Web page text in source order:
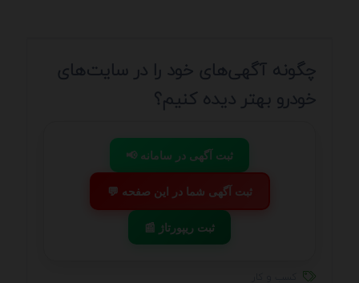
چگونه آگهی‌های خود را در سایت‌های
خودرو بهتر دیده کنیم؟
📢 ثبت آگهی در سامانه
💬 ثبت آگهی شما در این صفحه
📰 ثبت ریپورتاژ